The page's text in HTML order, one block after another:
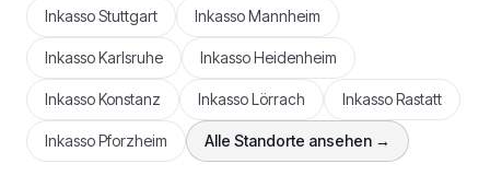
InkassoStuttgart InkassoMannheim
InkassoKarlsruhe InkassoHeidenheim
InkassoKonstanz InkassoLörrach InkassoRastatt
InkassoPforzheim Alle Standorte ansehen →